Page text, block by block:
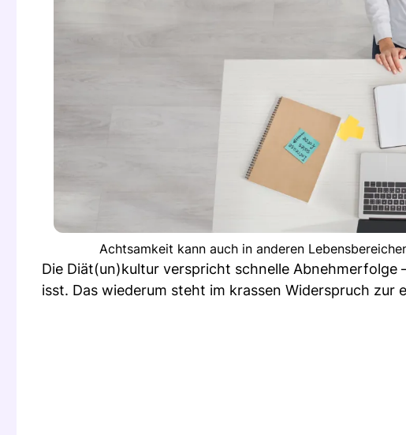
Achtsamkeit kann auch in anderen
Die Diät(un)kultur verspricht schnelle
isst. Das wiederum steht im krassen Widerspruch zur